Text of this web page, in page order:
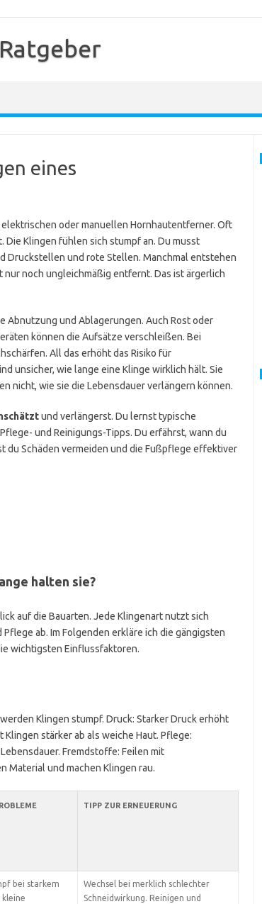
eines
oder manuellen Hornhautentferner. Oft
Die Klingen fühlen sich stumpf an. Du musst
Druckstellen und rote Stellen. Manchmal entstehen
noch ungleichmäßig entfernt. Das ist ärgerlich
Abnutzung und Ablagerungen. Auch Rost oder
können die Aufsätze verschleißen. Bei
All das erhöht das Risiko für
unsicher, wie lange eine Klinge wirklich hält. Sie
nicht, wie sie die Lebensdauer verlängern können.
und verlängerst. Du lernst typische
und Reinigungs-Tipps. Du erfährst, wann du
du Schäden vermeiden und die Fußpflege effektiver
halten sie?
auf die Bauarten. Jede Klingenart nutzt sich
ab. Im Folgenden erkläre ich die gängigsten
wichtigsten Einflussfaktoren.
Klingen stumpf. Druck: Starker Druck erhöht
stärker ab als weiche Haut. Pflege:
Fremdstoffe: Feilen mit
Material und machen Klingen rau.
TIPP ZUR ERNEUERUNG
bei starkem
kleine
Wechsel bei merklich schlechter
Schneidwirkung. Reinigen und